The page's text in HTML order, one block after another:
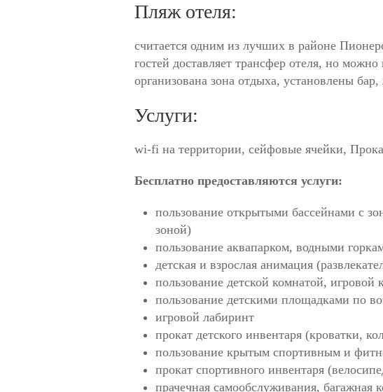
Пляж отеля:
считается одним из лучших в районе
гостей доставляет трансфер отеля, но
организована зона отдыха, установлены
Услуги:
wi-fi на территории, сейфовые ячейки,
Бесплатно предоставляются услуги:
пользование открытыми бассейнами с
зоной)
пользование аквапарком, водными
детская и взрослая анимация
пользование детской комнатой, игровой
пользование детскими площадками по
игровой лабиринт
прокат детского инвентаря (кроватки,
пользование крытым спортивным и
прокат спортивного инвентаря
прачечная самообслуживания, багажная